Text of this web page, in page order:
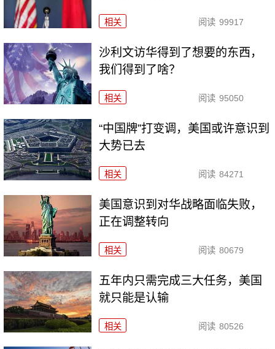
相关 阅读 99917
沙利文访华得到了想要的东西，
我们得到了啥？
相关 阅读 95050
“中国牌”打变调，美国或许意识到
大势已去
相关 阅读 84271
美国意识到对华战略面临失败，
正在调整转向
相关 阅读 80679
五年内只需完成三大任务，美国
就只能是认输
相关 阅读 80526